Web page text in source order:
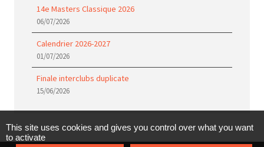
14e Masters Classique 2026
06/07/2026
Calendrier 2026-2027
01/07/2026
Finale interclubs duplicate
15/06/2026
This site uses cookies and gives you control over what you want
to activate